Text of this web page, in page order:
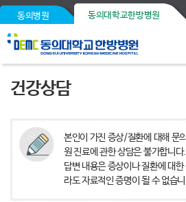
동의병원 동의대학교한방병원
건강상담
본인이 가진 증상/질환에 대해 문
원 진료에 관한 상담은 불가합니다.
답변 내용은 증상이나 질환에 대한
라도 자료적인 증명이 될 수 없습